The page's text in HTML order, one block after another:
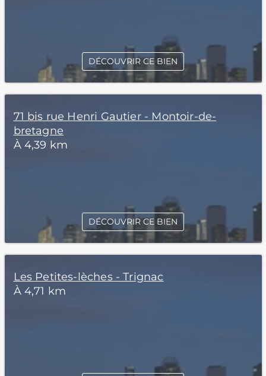
DÉCOUVRIR CE BIEN
71 bis rue Henri Gautier - Montoir-de-
bretagne
À 4,39 km
DÉCOUVRIR CE BIEN
Les Petites-lèches - Trignac
À 4,71 km